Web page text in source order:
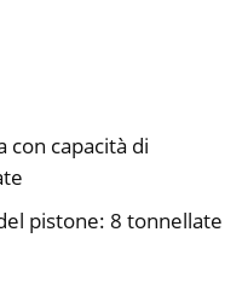
con capacità di
pistone: 8 tonnellate